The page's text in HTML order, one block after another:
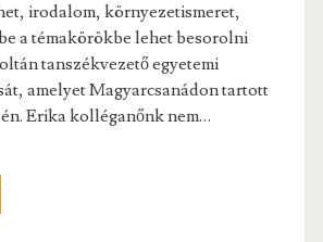
irodalom, környezetismeret,
a témakörökbe lehet besorolni
tanszékvezető egyetemi
amelyet Magyarcsanádon tartott
én. Erika kolléganőnk nem…